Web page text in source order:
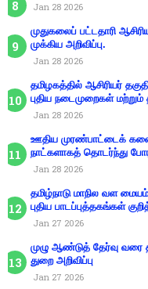
Jan 28 2026
முதுகலைப் பட்டதாரி
முக்கிய அறிவிப்பு.
Jan 28 2026
தமிழகத்தில் ஆசிரியர்
புதிய நடைமுறைகள்
Jan 28 2026
ஊதிய முரண்பாட்டைக்
நாட்களாகத் தொடர்ந்து
Jan 28 2026
தமிழ்நாடு மாநில வள
புதிய பாடப்புத்தகங்கள்
Jan 27 2026
முழு ஆண்டுத் தேர்வு வரை
துறை அறிவிப்பு
Jan 27 2026